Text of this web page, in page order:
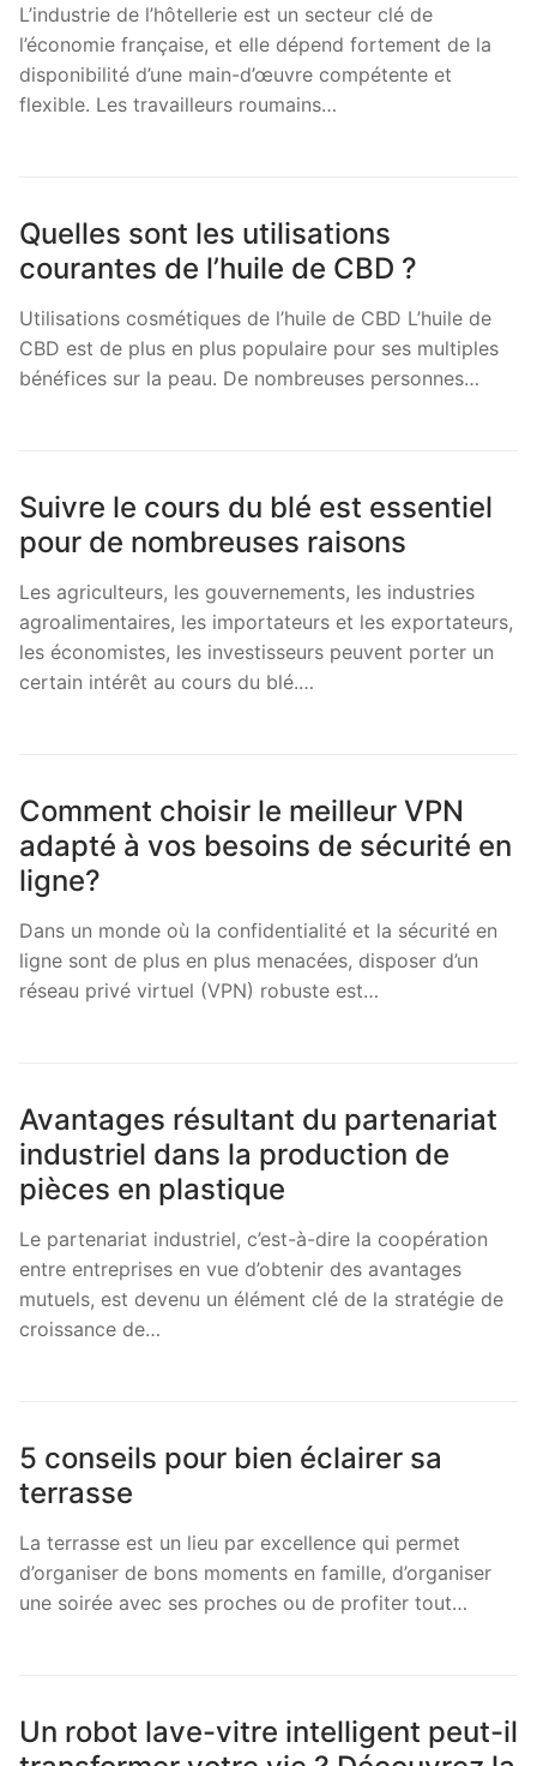
L’industrie de l’hôtellerie est un secteur clé de
l’économie française, et elle dépend fortement de la
disponibilité d’une main-d’œuvre compétente et
flexible. Les travailleurs roumains…
Quelles sont les utilisations
courantes de l’huile de CBD ?
Utilisations cosmétiques de l’huile de CBD L’huile de
CBD est de plus en plus populaire pour ses multiples
bénéfices sur la peau. De nombreuses personnes…
Suivre le cours du blé est essentiel
pour de nombreuses raisons
Les agriculteurs, les gouvernements, les industries
agroalimentaires, les importateurs et les exportateurs,
les économistes, les investisseurs peuvent porter un
certain intérêt au cours du blé.…
Comment choisir le meilleur VPN
adapté à vos besoins de sécurité en
ligne?
Dans un monde où la confidentialité et la sécurité en
ligne sont de plus en plus menacées, disposer d’un
réseau privé virtuel (VPN) robuste est…
Avantages résultant du partenariat
industriel dans la production de
pièces en plastique
Le partenariat industriel, c’est-à-dire la coopération
entre entreprises en vue d’obtenir des avantages
mutuels, est devenu un élément clé de la stratégie de
croissance de…
5 conseils pour bien éclairer sa
terrasse
La terrasse est un lieu par excellence qui permet
d’organiser de bons moments en famille, d’organiser
une soirée avec ses proches ou de profiter tout…
Un robot lave-vitre intelligent peut-il